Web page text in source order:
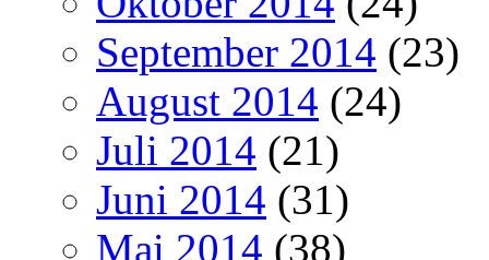
September 2014 (23)
August 2014 (24)
Juli 2014 (21)
Juni 2014 (31)
Mai 2014 (38)